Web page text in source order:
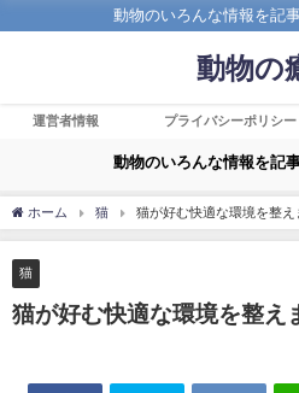
動物のいろんな情報を記
動物の
運営者情報 プライバシーポリシ
動物のいろんな情報を記
ホーム 猫 猫が好む快適な環境を整え
猫
猫が好む快適な環境を整え